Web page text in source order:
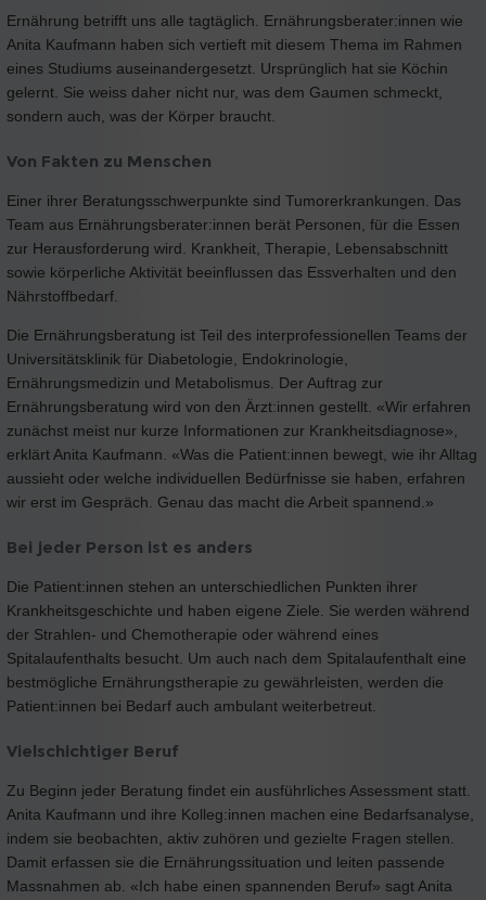
Ernährung betrifft uns alle tagtäglich. Ernährungsberater:innen wie
Anita Kaufmann haben sich vertieft mit diesem Thema im Rahmen
eines Studiums auseinandergesetzt. Ursprünglich hat sie Köchin
gelernt. Sie weiss daher nicht nur, was dem Gaumen schmeckt,
sondern auch, was der Körper braucht.
Von Fakten zu Menschen
Einer ihrer Beratungsschwerpunkte sind Tumorerkrankungen. Das
Team aus Ernährungsberater:innen berät Personen, für die Essen
zur Herausforderung wird. Krankheit, Therapie, Lebensabschnitt
sowie körperliche Aktivität beeinflussen das Essverhalten und den
Nährstoffbedarf.
Die Ernährungsberatung ist Teil des interprofessionellen Teams der
Universitätsklinik für Diabetologie, Endokrinologie,
Ernährungsmedizin und Metabolismus. Der Auftrag zur
Ernährungsberatung wird von den Ärzt:innen gestellt. «Wir erfahren
zunächst meist nur kurze Informationen zur Krankheitsdiagnose»,
erklärt Anita Kaufmann. «Was die Patient:innen bewegt, wie ihr Alltag
aussieht oder welche individuellen Bedürfnisse sie haben, erfahren
wir erst im Gespräch. Genau das macht die Arbeit spannend.»
Bei jeder Person ist es anders
Die Patient:innen stehen an unterschiedlichen Punkten ihrer
Krankheitsgeschichte und haben eigene Ziele. Sie werden während
der Strahlen- und Chemotherapie oder während eines
Spitalaufenthalts besucht. Um auch nach dem Spitalaufenthalt eine
bestmögliche Ernährungstherapie zu gewährleisten, werden die
Patient:innen bei Bedarf auch ambulant weiterbetreut.
Vielschichtiger Beruf
Zu Beginn jeder Beratung findet ein ausführliches Assessment statt.
Anita Kaufmann und ihre Kolleg:innen machen eine Bedarfsanalyse,
indem sie beobachten, aktiv zuhören und gezielte Fragen stellen.
Damit erfassen sie die Ernährungssituation und leiten passende
Massnahmen ab. «Ich habe einen spannenden Beruf» sagt Anita